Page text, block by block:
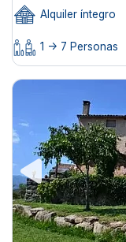
Alquiler íntegro
1 -> 7 Personas